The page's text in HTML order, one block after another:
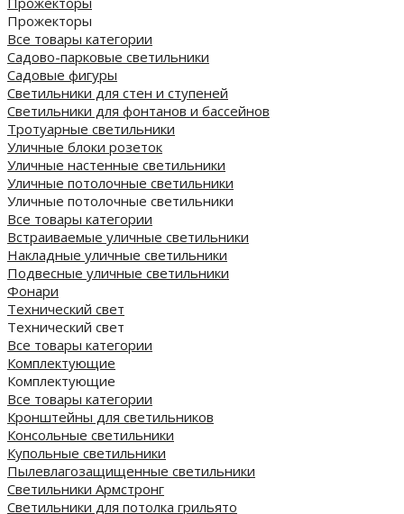
Прожекторы
Все товары категории
Садово-парковые светильники
Садовые фигуры
Светильники для стен и ступеней
Светильники для фонтанов и бассейнов
Тротуарные светильники
Уличные блоки розеток
Уличные настенные светильники
Уличные потолочные светильники
Уличные потолочные светильники
Все товары категории
Встраиваемые уличные светильники
Накладные уличные светильники
Подвесные уличные светильники
Фонари
Технический свет
Технический свет
Все товары категории
Комплектующие
Комплектующие
Все товары категории
Кронштейны для светильников
Консольные светильники
Купольные светильники
Пылевлагозащищенные светильники
Светильники Армстронг
Светильники для потолка грильято